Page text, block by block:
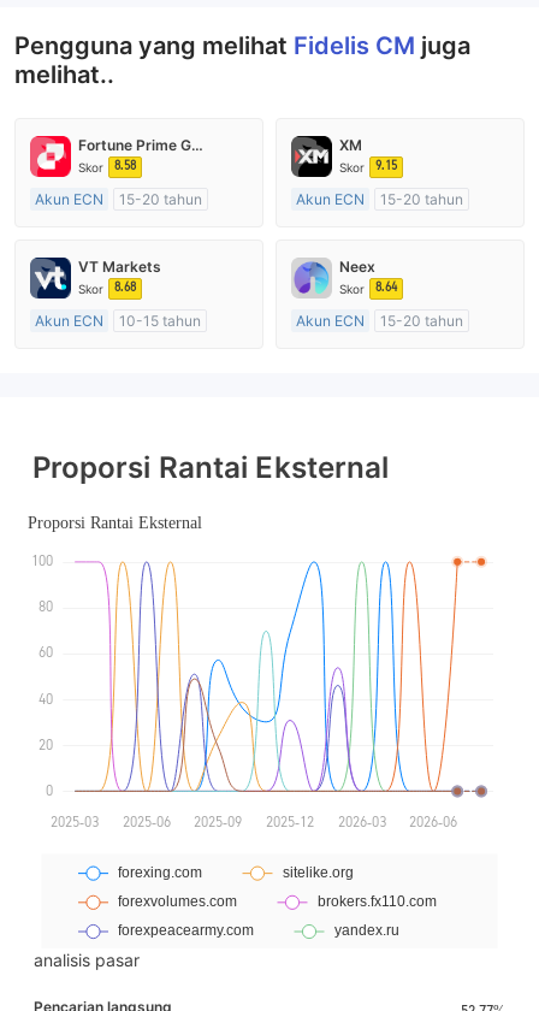
Pengguna yang melihat Fidelis CM juga
melihat..
Fortune Prime Global
Skor 8.58
Akun ECN
15-20 tahun
Market Maker (MM)
Lisensi Penuh MT4
XM
Skor 9.15
Akun ECN
15-20 tahun
Market Maker (MM)
Lisensi Penuh MT4
VT Markets
Skor 8.68
Akun ECN
10-15 tahun
Neex
Skor 8.64
Akun ECN
15-20 tahun
Proporsi Rantai Eksternal
analisis pasar
Pencarian langsung